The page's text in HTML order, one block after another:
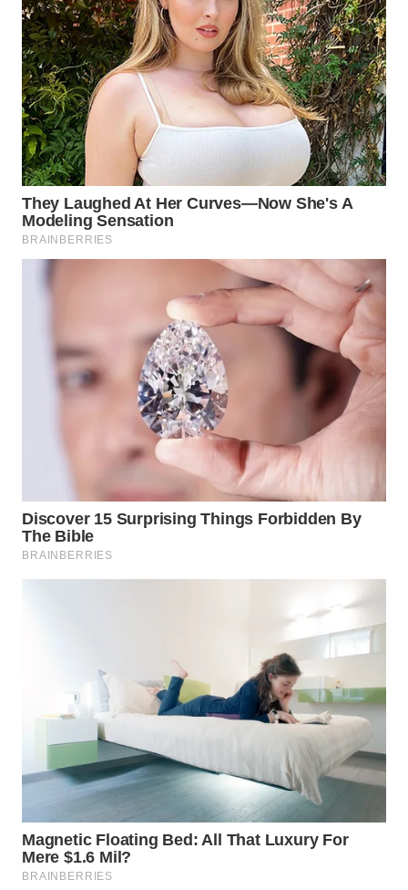
WN
KALTARA
WN
KALSEL
WN
KALTIM
WN
SULUT
MALUKU
WN
MALUT
NIAS
WN
TAPANULI